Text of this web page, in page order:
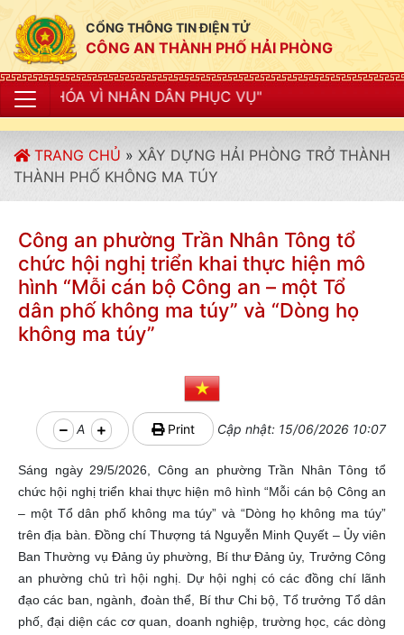
CỔNG THÔNG TIN ĐIỆN TỬ
CÔNG AN THÀNH PHỐ HẢI PHÒNG
DÂN PHỤC VỤ"
TRANG CHỦ » XÂY DỰNG HẢI PHÒNG TRỞ THÀNH
THÀNH PHỐ KHÔNG MA TÚY
Công an phường Trần Nhân Tông tổ
chức hội nghị triển khai thực hiện mô
hình “Mỗi cán bộ Công an – một Tổ
dân phố không ma túy” và “Dòng họ
không ma túy”
A Print Cập nhật: 15/06/2026 10:07
Sáng ngày 29/5/2026, Công an phường Trần Nhân Tông tổ
chức hội nghị triển khai thực hiện mô hình “Mỗi cán bộ Công an
– một Tổ dân phố không ma túy” và “Dòng họ không ma túy”
trên địa bàn. Đồng chí Thượng tá Nguyễn Minh Quyết – Ủy viên
Ban Thường vụ Đảng ủy phường, Bí thư Đảng ủy, Trưởng Công
an phường chủ trì hội nghị. Dự hội nghị có các đồng chí lãnh
đạo các ban, ngành, đoàn thể, Bí thư Chi bộ, Tổ trưởng Tổ dân
phố, đại diện các cơ quan, doanh nghiệp, trường học, các dòng